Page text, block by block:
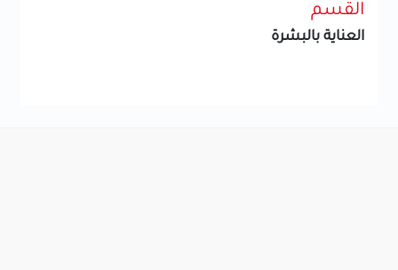
القسم
العناية بالبشرة